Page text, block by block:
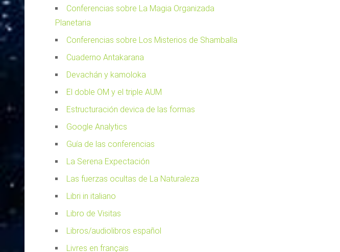
Conferencias sobre La Magia Organizada
Planetaria
Conferencias sobre Los Misterios de Shamballa
Cuaderno Antakarana
Devachán y kamoloka
El doble OM y el triple AUM
Estructuración devica de las formas
Google Analytics
Guía de las conferencias
La Serena Expectación
Las fuerzas ocultas de La Naturaleza
Libri in italiano
Libro de Visitas
Libros/audiolibros español
Livres en français